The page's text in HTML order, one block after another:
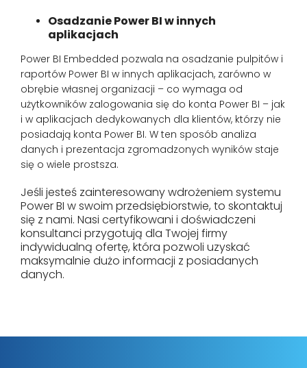
Osadzanie Power BI w innych
aplikacjach
Power BI Embedded pozwala na osadzanie pulpitów i
raportów Power BI w innych aplikacjach, zarówno w
obrębie własnej organizacji – co wymaga od
użytkowników zalogowania się do konta Power BI – jak
i w aplikacjach dedykowanych dla klientów, którzy nie
posiadają konta Power BI. W ten sposób analiza
danych i prezentacja zgromadzonych wyników staje
się o wiele prostsza.
Jeśli jesteś zainteresowany wdrożeniem systemu
Power BI w swoim przedsiębiorstwie, to skontaktuj
się z nami. Nasi certyfikowani i doświadczeni
konsultanci przygotują dla Twojej firmy
indywidualną ofertę, która pozwoli uzyskać
maksymalnie dużo informacji z posiadanych
danych.